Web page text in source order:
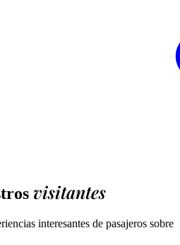
visitantes
interesantes de pasajeros sobre